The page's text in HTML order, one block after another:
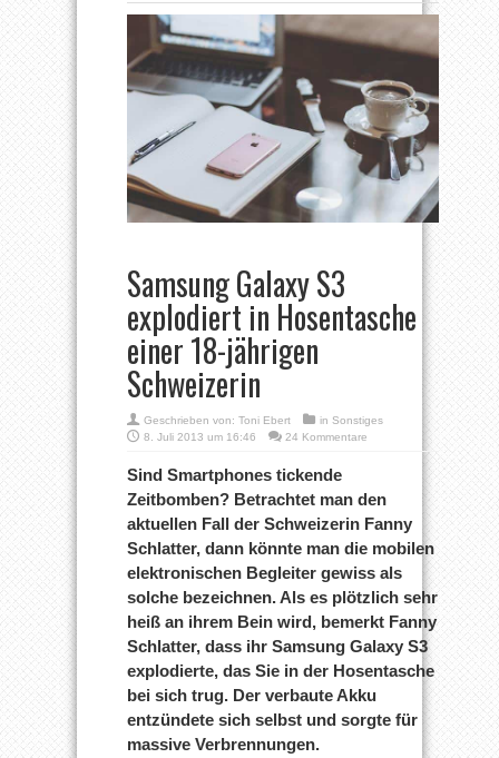
Samsung Galaxy S3
explodiert in Hosentasche
einer 18-jährigen
Schweizerin
Geschrieben von: Toni Ebert in Sonstiges
8. Juli 2013 um 16:46
24 Kommentare
Sind Smartphones tickende
Zeitbomben? Betrachtet man den
aktuellen Fall der Schweizerin Fanny
Schlatter, dann könnte man die mobilen
elektronischen Begleiter gewiss als
solche bezeichnen. Als es plötzlich sehr
heiß an ihrem Bein wird, bemerkt Fanny
Schlatter, dass ihr Samsung Galaxy S3
explodierte, das Sie in der Hosentasche
bei sich trug. Der verbaute Akku
entzündete sich selbst und sorgte für
massive Verbrennungen.